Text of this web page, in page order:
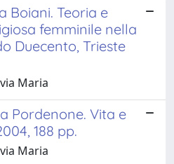
Boiani. Teoria e
femminile nella
Duecento, Trieste
Maria
Pordenone. Vita e
188 pp.
Maria